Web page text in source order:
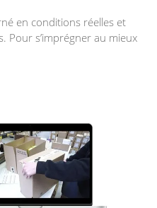
en conditions réelles et
Pour s’imprégner au mieux